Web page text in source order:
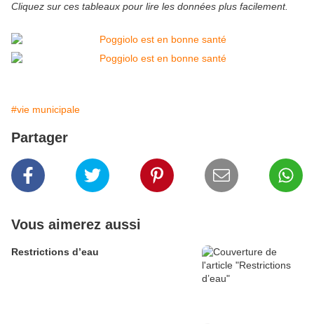
Cliquez sur ces tableaux pour lire les données plus facilement.
#vie municipale
Partager
Vous aimerez aussi
Restrictions d’eau